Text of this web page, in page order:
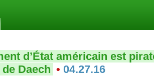
d’État américain est
Daech • 04.27.16